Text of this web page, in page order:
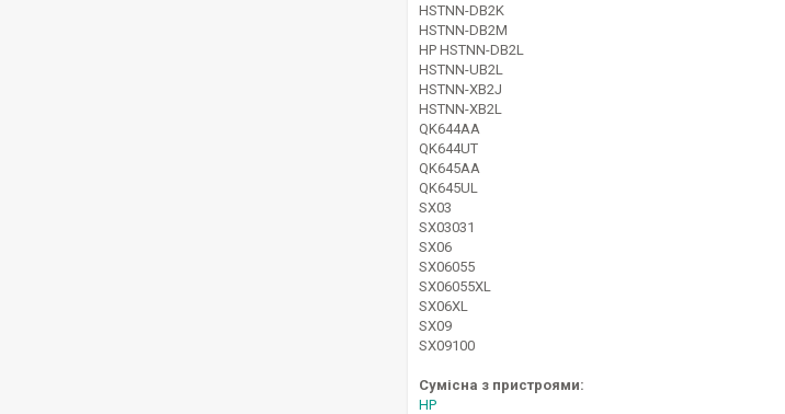
HSTNN-DB2K
HSTNN-DB2M
HP HSTNN-DB2L
HSTNN-UB2L
HSTNN-XB2J
HSTNN-XB2L
QK644AA
QK644UT
QK645AA
QK645UL
SX03
SX03031
SX06
SX06055
SX06055XL
SX06XL
SX09
SX09100
Сумісна з пристроями:
HP